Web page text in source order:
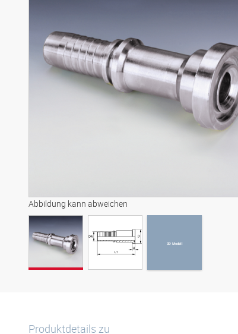
Abbildung kann abweichen
3D Modell
3D Modell
Produktdetails zu